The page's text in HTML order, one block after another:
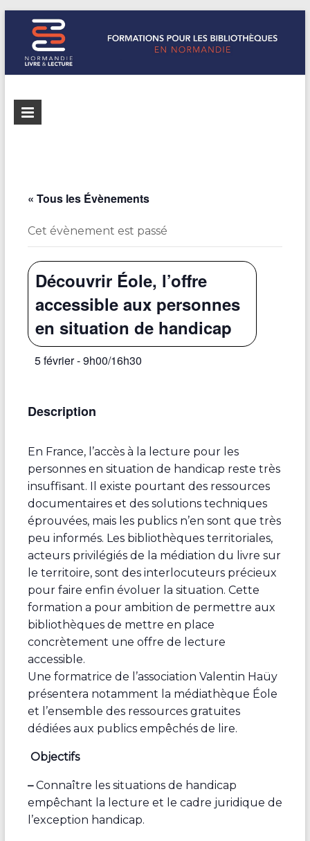
Formations
Normandie
Normandie
Livre &
bibliothèques
« Tous les Évènements
Cet évènement est passé
Découvrir Éole, l’offre
accessible aux personnes
en situation de handicap
5 février - 9h00/16h30
Description
En France, l’accès à la lecture pour les
personnes en situation de handicap reste très
insuffisant. Il existe pourtant des ressources
documentaires et des solutions techniques
éprouvées, mais les publics n’en sont que très
peu informés. Les bibliothèques territoriales,
acteurs privilégiés de la médiation du livre sur
le territoire, sont des interlocuteurs précieux
pour faire enfin évoluer la situation. Cette
formation a pour ambition de permettre aux
bibliothèques de mettre en place
concrètement une offre de lecture
accessible.
Une formatrice de l’association Valentin Haüy
présentera notamment la médiathèque Éole
et l’ensemble des ressources gratuites
dédiées aux publics empêchés de lire.
Objectifs
–Connaître les situations de handicap
empêchant la lecture et le cadre juridique de
l’exception handicap.